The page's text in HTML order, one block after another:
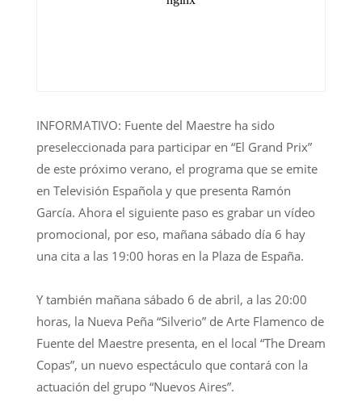
INFORMATIVO: Fuente del Maestre ha sido
preseleccionada para participar en “El Grand Prix”
de este próximo verano, el programa que se emite
en Televisión Española y que presenta Ramón
García. Ahora el siguiente paso es grabar un vídeo
promocional, por eso, mañana sábado día 6 hay
una cita a las 19:00 horas en la Plaza de España.
Y también mañana sábado 6 de abril, a las 20:00
horas, la Nueva Peña “Silverio” de Arte Flamenco de
Fuente del Maestre presenta, en el local “The Dream
Copas”, un nuevo espectáculo que contará con la
actuación del grupo “Nuevos Aires”.